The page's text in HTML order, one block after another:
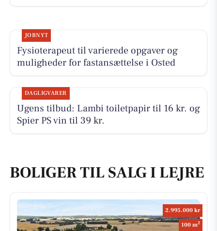
JOBNYT
Fysioterapeut til varierede opgaver og
muligheder for fastansættelse i Osted
DAGLIGVARER
Ugens tilbud: Lambi toiletpapir til 16 kr. og
Spier PS vin til 39 kr.
BOLIGER TIL SALG I LEJRE
2.995.000 kr
100 m2